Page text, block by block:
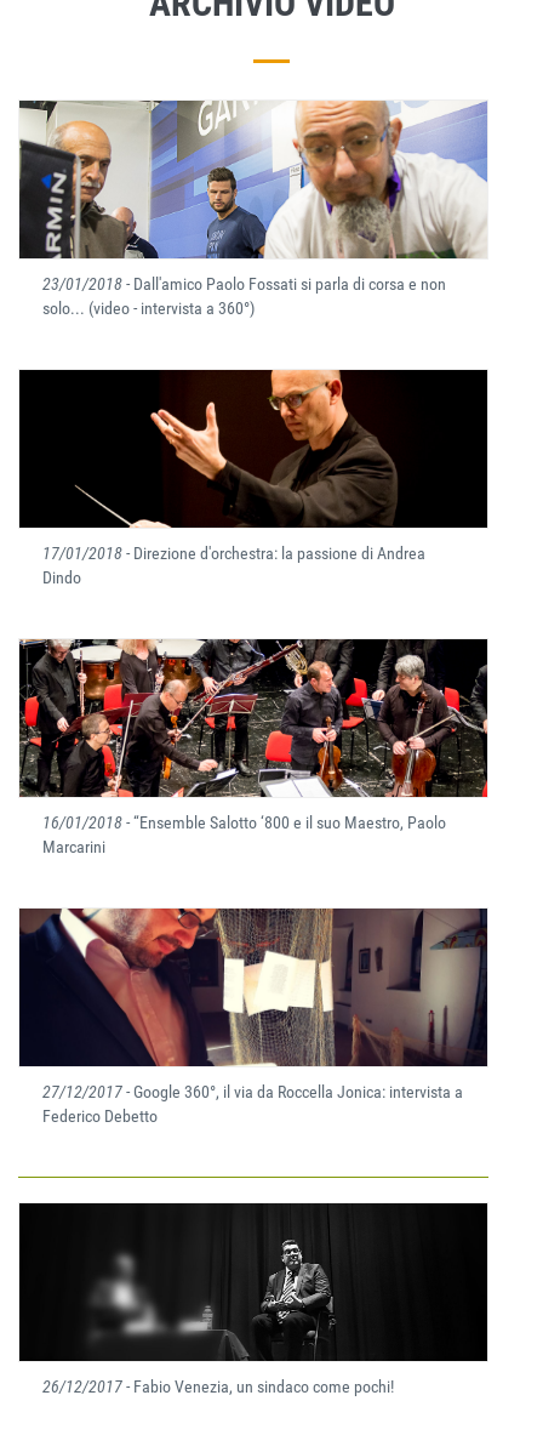
23/01/2018- Dall'amico Paolo Fossati si parla di corsa e non
solo... (video - intervista a 360°)
17/01/2018- Direzione d'orchestra: la passione di Andrea
Dindo
16/01/2018- “Ensemble Salotto ‘800 e il suo Maestro, Paolo
Marcarini
27/12/2017- Google 360°, il via da Roccella Jonica: intervista a
Federico Debetto
26/12/2017- Fabio Venezia, un sindaco come pochi!